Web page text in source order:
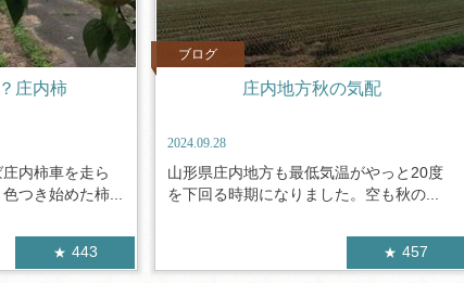
庄内柿
内柿車を走ら
つき始めた柿...
443
ブログ
庄内地方秋の気配
2024.09.28
山形県庄内地方も最低気温がやっと20度
を下回る時期になりました。空も秋の...
457